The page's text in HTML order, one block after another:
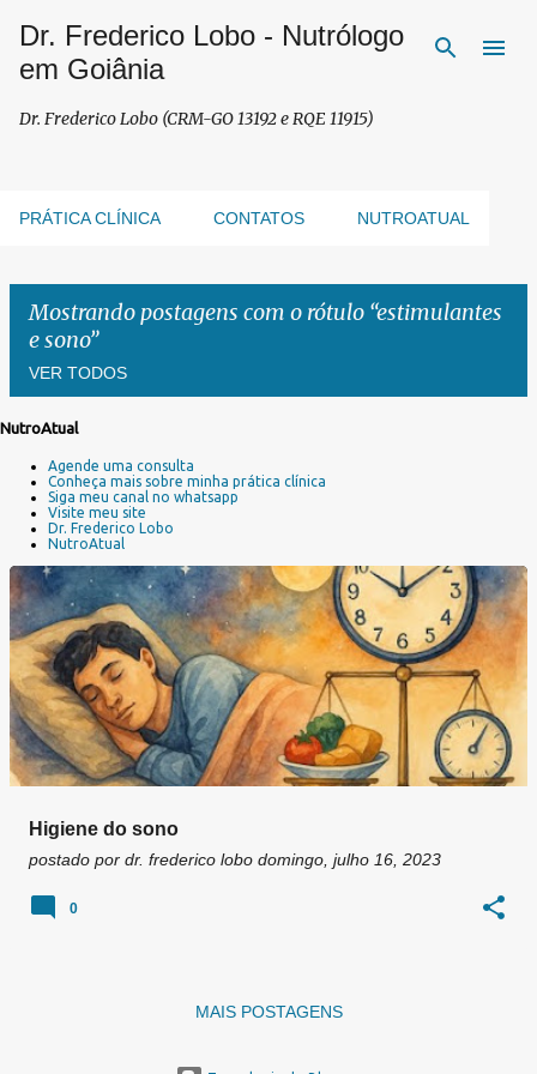
Pular para o conteúdo principal
Dr. Frederico Lobo - Nutrólogo
em Goiânia
Dr. Frederico Lobo (CRM-GO 13192 e RQE 11915)
PRÁTICA CLÍNICA CONTATOS NUTROATUAL
Mostrando postagens com o rótulo estimulantes
e sono
VER TODOS
g
e
n
NutroAtual
Agende uma consulta
Conheça mais sobre minha prática clínica
Siga meu canal no whatsapp
Visite meu site
Dr. Frederico Lobo
NutroAtual
Higiene do sono
postado por dr. frederico lobo domingo, julho 16, 2023
0
MAIS POSTAGENS